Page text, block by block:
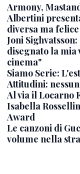
Armony,
Albertini
diversa ma felice
Joni
disegnato la mia
cinema"
Siamo Serie:
Attitudini:
Al via il Locarno
Isabella
Award
Le canzoni di
volume nella